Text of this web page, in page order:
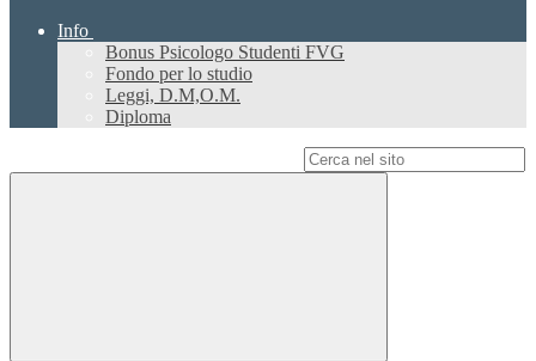
Info
Bonus Psicologo Studenti FVG
Fondo per lo studio
Leggi, D.M,O.M.
Diploma